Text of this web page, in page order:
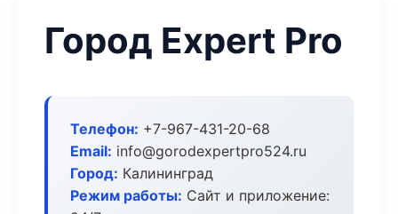
Город Expert Pro
Телефон: +7-967-431-20-68
Email: info@gorodexpertpro524.ru
Город: Калининград
Режим работы: Сайт и приложение: